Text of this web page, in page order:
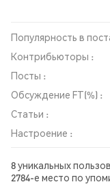
Популярность в
Контрибьюторы :
Посты :
Обсуждение FT(%) :
Статьи :
Настроение :
8 уникальных
2784-е место по